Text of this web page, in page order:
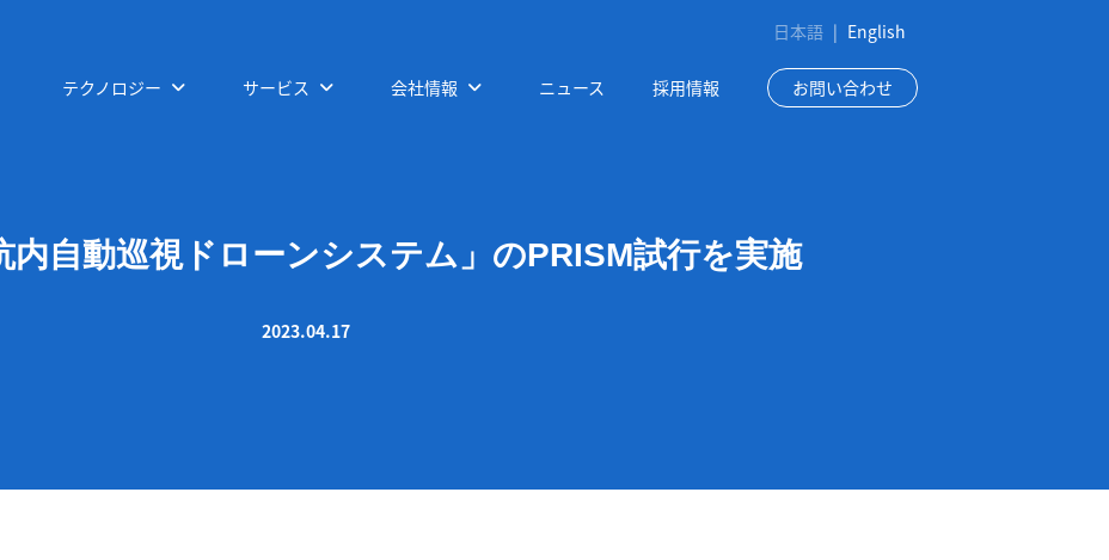
日本語 | English
テクノロジー サービス 会社情報 ニュース 採用情報 お問い合わせ
内自動巡視ドローンシステム」のPRISM試行を実施
2023.04.17